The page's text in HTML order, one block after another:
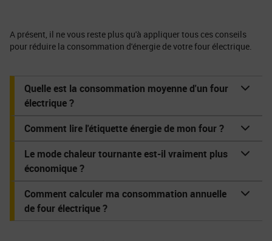
A présent, il ne vous reste plus qu'à appliquer tous ces conseils
pour réduire la consommation d'énergie de votre four électrique.
Quelle est la consommation moyenne d'un four
électrique ?
Comment lire l'étiquette énergie de mon four ?
Le mode chaleur tournante est-il vraiment plus
économique ?
Comment calculer ma consommation annuelle
de four électrique ?